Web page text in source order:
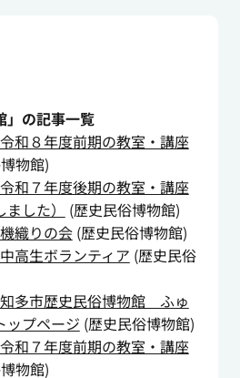
」の記事一覧
令和８年度前期の教室・講座
物館)
令和７年度後期の教室・講座
した）
(歴史民俗博物館)
機織りの会 (歴史民俗博物館)
中高生ボランティア (歴史民俗
知多市歴史民俗博物館 ふゅ
ップページ (歴史民俗博物館)
令和７年度前期の教室・講座
物館)